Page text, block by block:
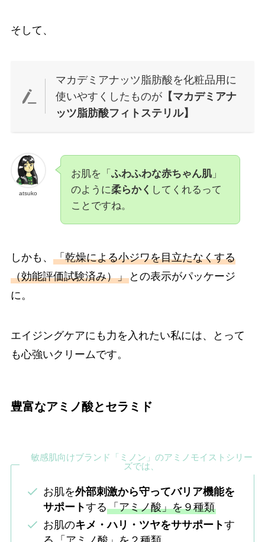
そして、
マカデミアナッツ脂肪酸を化粧品用に
使いやすくしたものが 【マカデミアナ
ッツ脂肪酸フィトステリル】
atsuko
お肌を「 ふわふわな赤ちゃん肌」
のように柔らかく してくれるって
ことですね。
しかも、 「乾燥による小ジワを目立たなくする
（効能評価試験済み）」との表示がパッケージ
に。
エイジングケアにも力を入れたい私には、とって
も心強いクリームです。
豊富なアミノ酸とセラミド
敏感肌向けブランド「ミノン」のアミノモイストシリー
ズでは、
お肌を外部刺激から守ってバリア機能を
サポートする「アミノ酸」を９種類
お肌のキメ・ハリ・ツヤをササポートす